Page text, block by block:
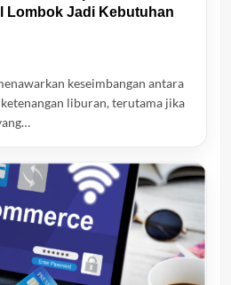
Lombok Jadi Kebutuhan
keseimbangan antara
liburan, terutama jika